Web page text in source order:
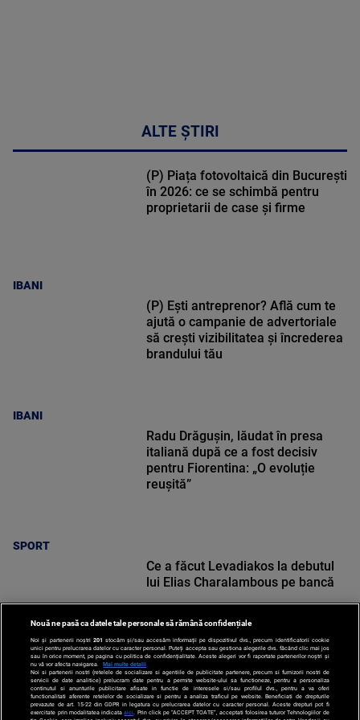
ALTE ȘTIRI
IBANI
(P) Piața fotovoltaică din București
în 2026: ce se schimbă pentru
proprietarii de case și firme
IBANI
(P) Ești antreprenor? Află cum te
ajută o campanie de advertoriale
să crești vizibilitatea și încrederea
brandului tău
SPORT
Radu Drăgușin, lăudat în presa
italiană după ce a fost decisiv
pentru Fiorentina: „O evoluție
reușită”
SPORT
Ce a făcut Levadiakos la debutul
lui Elias Charalambous pe bancă
Nouă ne pasă ca datele tale personale să rămână confidențiale
Noi și partenerii noștri 201 stocăm și/sau accesăm informații pe dispozitivul dvs., precum identificatorii cookie
unici pentru prelucrarea datelor cu caracter personal. Puteți accepta sau gestiona alegerile dvs. făcând clic mai jos
sau în orice moment, pe pagina cu politica de confidențialitate. Aceste alegeri vor fi raportate partenerilor noștri și
nu vă vor afecta navigarea.
Mai multe detalii
Noi si partenerii nostri (retelele de socializare si agentiile de publicitate partenere, precum si furnizorii nostri de
servicii de date analitice) prelucram date pentru a permite website-ului sa functioneze, pentru a personaliza
continutul si anunturile publicitare afisate in functie de interesele si/sau profilul dvs., pentru a va oferi
functionalitati aferente retelelor de socializare si pentru a analiza traficul pe website. Beneficiati de drepturile
prevazute de art. 15-22 din GDPR in legatura cu prelucrarea datelor cu caracter personal. Aceste drepturi pot fi
exercitate prin modalitatea indicataaici . Prin click pe “ACCEPT TOATE”, acceptati folosirea tuturor Tehnologiilor de